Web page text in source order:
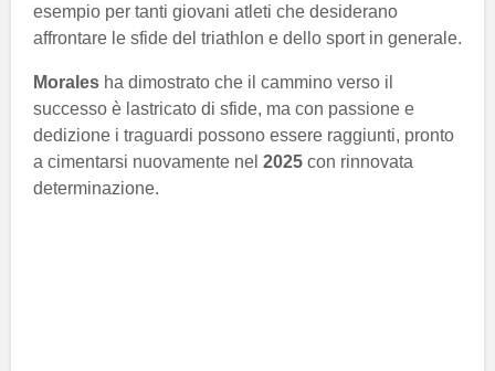
esempio per tanti giovani atleti che desiderano
affrontare le sfide del triathlon e dello sport in generale.
Morales ha dimostrato che il cammino verso il
successo è lastricato di sfide, ma con passione e
dedizione i traguardi possono essere raggiunti, pronto
a cimentarsi nuovamente nel 2025 con rinnovata
determinazione.